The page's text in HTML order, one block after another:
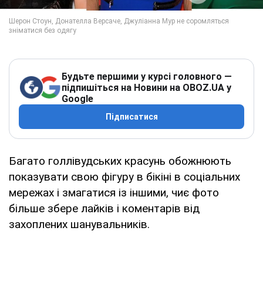
Будьте першими у курсі головного —
підпишіться на Новини на OBOZ.UA у
Google
Підписатися
Багато голлівудських красунь обожнюють
показувати свою фігуру в бікіні в соціальних
мережах і змагатися із іншими, чиє фото
більше збере лайків і коментарів від
захоплених шанувальників.